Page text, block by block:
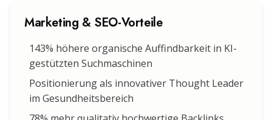
Marketing & SEO-Vorteile
143% höhere organische Auffindbarkeit in KI-
gestützten Suchmaschinen
Positionierung als innovativer Thought Leader
im Gesundheitsbereich